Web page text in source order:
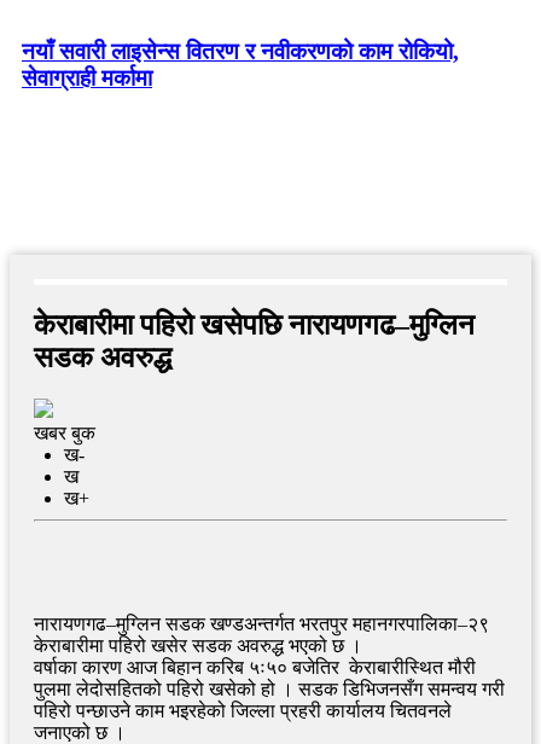
नयाँ सवारी लाइसेन्स वितरण र नवीकरणको काम रोकियो,
सेवाग्राही मर्कामा
केराबारीमा पहिरो खसेपछि नारायणगढ–मुग्लिन
सडक अवरुद्ध
खबर बुक
ख-
ख
ख+
नारायणगढ–मुग्लिन सडक खण्डअन्तर्गत भरतपुर महानगरपालिका–२९
केराबारीमा पहिरो खसेर सडक अवरुद्ध भएको छ ।
वर्षाका कारण आज बिहान करिब ५ः५० बजेतिर केराबारीस्थित मौरी
पुलमा लेदोसहितको पहिरो खसेको हो । सडक डिभिजनसँग समन्वय गरी
पहिरो पन्छाउने काम भइरहेको जिल्ला प्रहरी कार्यालय चितवनले
जनाएको छ ।